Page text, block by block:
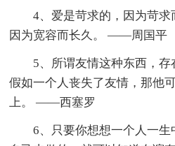
4、爱是苛求的，因为苛求
因为宽容而长久。 ——周国平
5、所谓友情这种东西，存
假如一个人丧失了友情，那他
上。 ——西塞罗
6、只要你想想一个人一